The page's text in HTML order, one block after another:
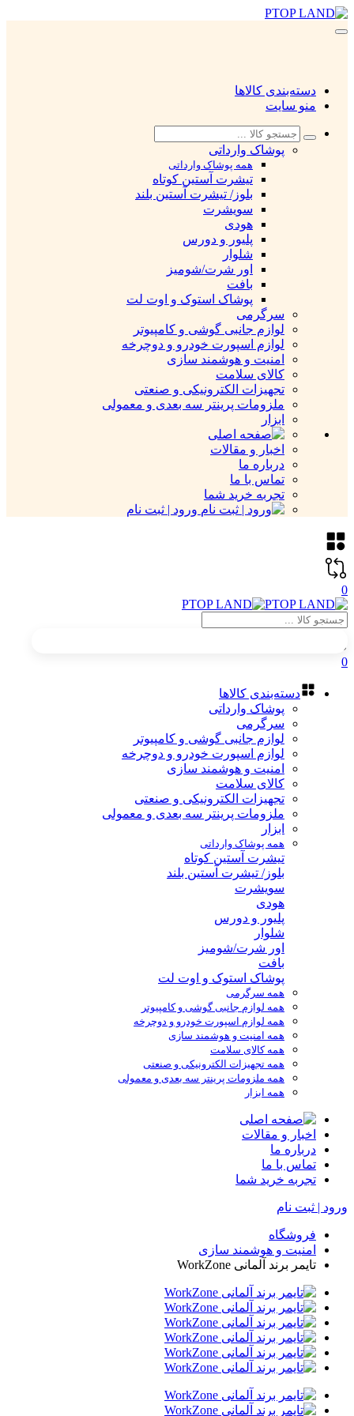
دسته‌بندی کالاها
منو سایت
پوشاک وارداتی
همه پوشاک وارداتی
تیشرت آستین کوتاه
بلوز/ تیشرت آستین بلند
سویشرت
هودی
پلیور و دورس
شلوار
اور شرت/شومیز
بافت
پوشاک استوک و اوت لت
سرگرمی
لوازم جانبی گوشی و کامپیوتر
لوازم اسپورت خودرو و دوچرخه
امنیت و هوشمند سازی
کالای سلامت
تجهیزات الکترونیکی و صنعتی
ملزومات پرینتر سه بعدی و معمولی
ابزار
اخبار و مقالات
درباره ما
تماس با ما
تجربه خرید شما
ورود | ثبت نام
0
0
دسته‌بندی کالاها
پوشاک وارداتی
سرگرمی
لوازم جانبی گوشی و کامپیوتر
لوازم اسپورت خودرو و دوچرخه
امنیت و هوشمند سازی
کالای سلامت
تجهیزات الکترونیکی و صنعتی
ملزومات پرینتر سه بعدی و معمولی
ابزار
همه پوشاک وارداتی
تیشرت آستین کوتاه
بلوز/ تیشرت آستین بلند
سویشرت
هودی
پلیور و دورس
شلوار
اور شرت/شومیز
بافت
پوشاک استوک و اوت لت
همه سرگرمی
همه لوازم جانبی گوشی و کامپیوتر
همه لوازم اسپورت خودرو و دوچرخه
همه امنیت و هوشمند سازی
همه کالای سلامت
همه تجهیزات الکترونیکی و صنعتی
همه ملزومات پرینتر سه بعدی و معمولی
همه ابزار
اخبار و مقالات
درباره ما
تماس با ما
تجربه خرید شما
ورود | ثبت نام
فروشگاه
امنیت و هوشمند سازی
تایمر برند آلمانی WorkZone